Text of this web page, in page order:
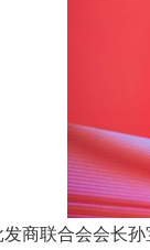
商联合会会长孙